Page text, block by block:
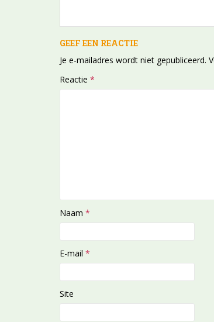
GEEF EEN REACTIE
Je e-mailadres wordt niet gepubliceerd.
Reactie *
Naam *
E-mail *
Site